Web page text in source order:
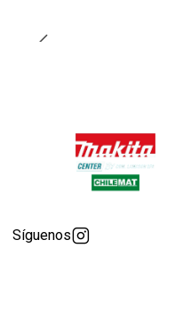
Síguenos